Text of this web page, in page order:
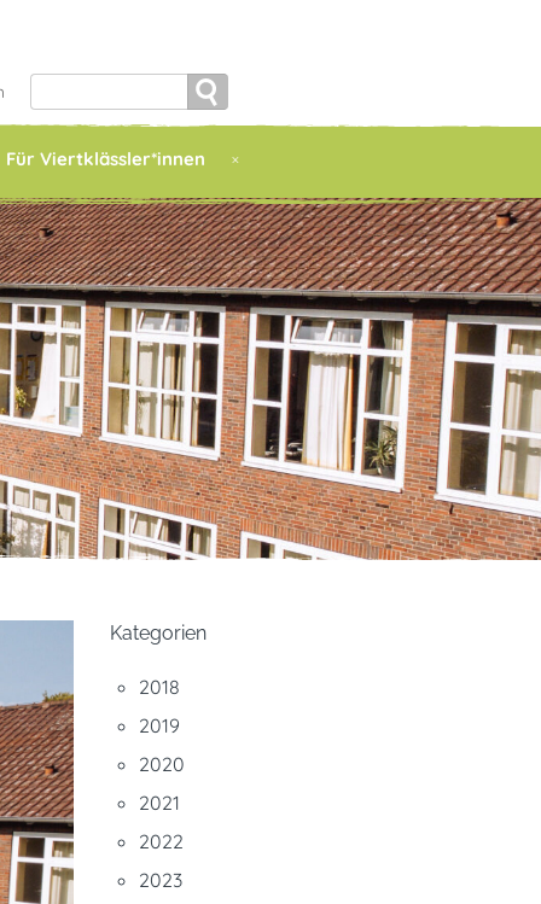
for:
Für Viertklässler*innen
Kategorien
2018
2019
2020
2021
2022
2023